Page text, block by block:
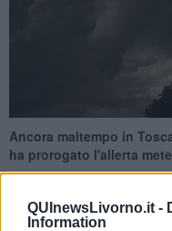
QUInewsLivorno.it -
Information
Ancora maltempo in
ha prorogato l'allerta